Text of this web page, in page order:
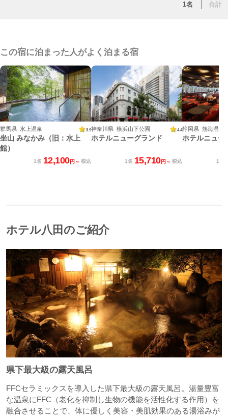
1名 合計
この宿に泊まった人がよく泊まる宿
群馬県 水上温泉 3.9
坐山 みなかみ（旧：水上
館）
1名 12,100円～ 税込
神奈川県 横浜山下公園 4.4
ホテルニューグランド
1名 15,710円～ 税込
静岡県 熱海温泉
ホテルニュー
1名
ホテル八田のご紹介
県下最大級の露天風呂
FFCセラミックスを導入した県下最大級の露天風呂。湯量豊富
な温泉にFFC（老化を抑制し生物の機能を活性化する作用）を
融合させることで、体に優しく美容・美肌効果のある湯浴みが